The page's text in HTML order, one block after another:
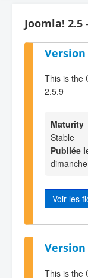
Joomla! 2.5
Version
This is the
2.5.9
Maturity
Stable
Publiée
Voir les
Version
This is the